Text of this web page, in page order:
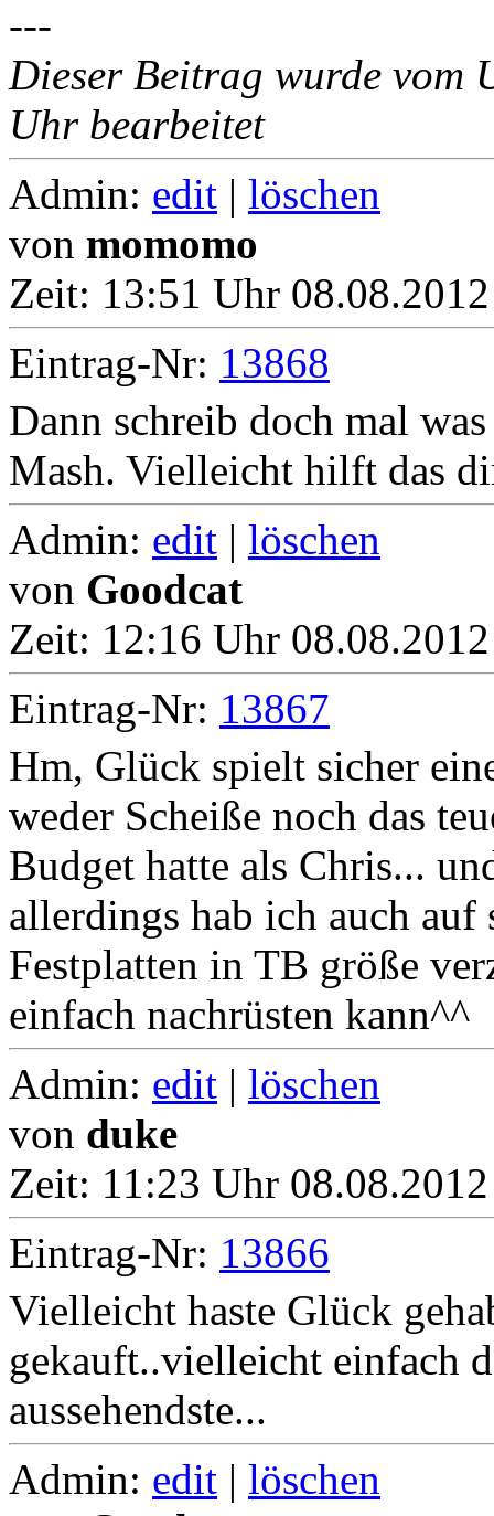
---
Dieser Beitrag wurde vom
Uhr bearbeitet
Admin: edit | löschen
von momomo
Zeit: 13:51 Uhr
Eintrag-Nr: 13868
Dann schreib doch mal
Mash. Vielleicht hilft das
Admin: edit | löschen
von Goodcat
Zeit: 12:16 Uhr
Eintrag-Nr: 13867
Hm, Glück spielt sicher
weder Scheiße noch das
Budget hatte als Chris...
allerdings hab ich auch
Festplatten in TB größe
einfach nachrüsten kann^^
Admin: edit | löschen
von duke
Zeit: 11:23 Uhr
Eintrag-Nr: 13866
Vielleicht haste Glück
gekauft..vielleicht einfach
aussehendste...
Admin: edit | löschen